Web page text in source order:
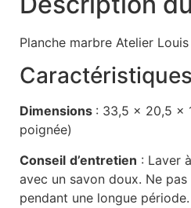
Planche marbre Atelier Louis
Dimensions : 33,5 x 20,5 x
poignée)
Conseil d’entretien : Laver
avec un savon doux. Ne
pendant une longue période.